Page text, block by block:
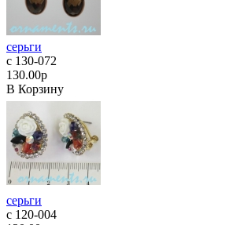
серьги
с 130-072
130.00р
В Корзину
серьги
с 120-004